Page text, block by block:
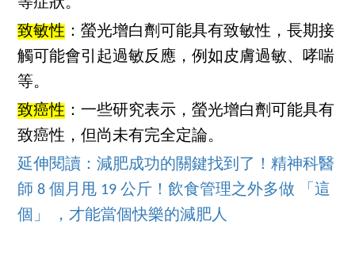
致敏性 ：螢光增白劑可能具有致敏性，長期接
觸可能會引起過敏反應，例如皮膚過敏、哮喘
等。
致癌性 ：一些研究表示，螢光增白劑可能具有
致癌性，但尚未有完全定論。
延伸閱讀：減肥成功的關鍵找到了！精神科醫
師 8 個月甩 19 公斤！飲食管理之外多做 「這
個」 ，才能當個快樂的減肥人